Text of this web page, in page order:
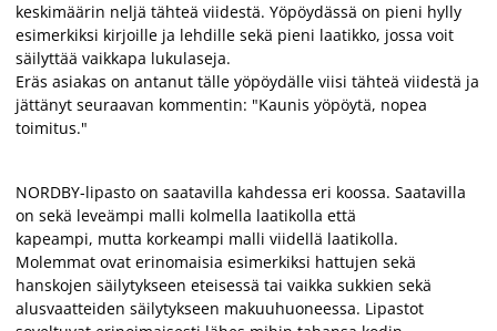
keskimäärin neljä tähteä viidestä. Yöpöydässä on pieni hylly
esimerkiksi kirjoille ja lehdille sekä pieni laatikko, jossa voit
säilyttää vaikkapa lukulaseja.
Eräs asiakas on antanut tälle yöpöydälle viisi tähteä viidestä ja
jättänyt seuraavan kommentin: "Kaunis yöpöytä, nopea
toimitus."
NORDBY-lipasto on saatavilla kahdessa eri koossa. Saatavilla
on sekä leveämpi malli kolmella laatikolla että
kapeampi, mutta korkeampi malli viidellä laatikolla.
Molemmat ovat erinomaisia esimerkiksi hattujen sekä
hanskojen säilytykseen eteisessä tai vaikka sukkien sekä
alusvaatteiden säilytykseen makuuhuoneessa. Lipastot